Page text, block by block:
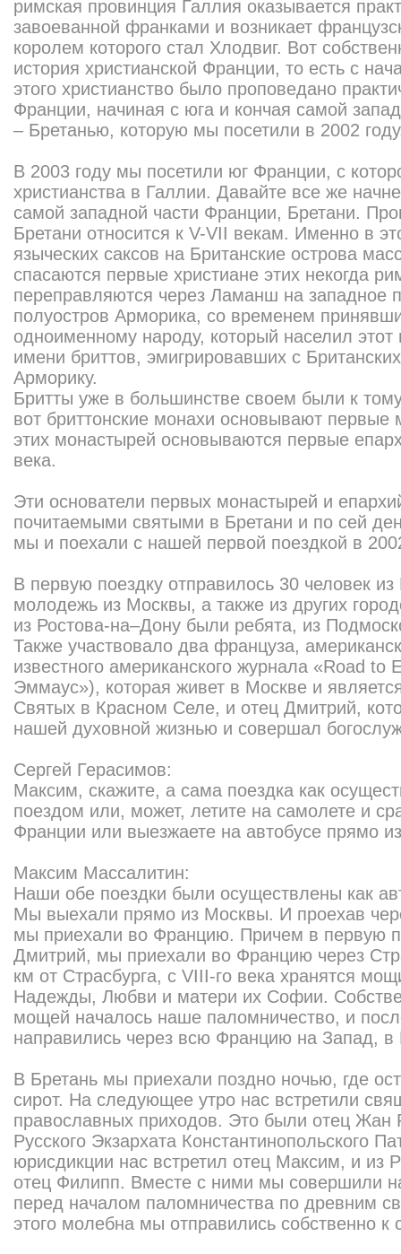
римская провинция Галлия оказывается
завоеванной франками и возникает
королем которого стал Хлодвиг. Вот
история христианской Франции, то есть с
этого христианство было проповедано
Франции, начиная с юга и кончая самой
– Бретанью, которую мы посетили в 2002
В 2003 году мы посетили юг Франции, с
христианства в Галлии. Давайте все же
самой западной части Франции, Бретани.
Бретани относится к V-VII векам. Именно в
языческих саксов на Британские острова
спасаются первые христиане этих некогда
переправляются через Ламанш на западное
полуостров Арморика, со временем
одноименному народу, который населил этот
имени бриттов, эмигрировавших с
Арморику.
Бритты уже в большинстве своем были к
вот бриттонские монахи основывают первые
этих монастырей основываются первые
века.
Эти основатели первых монастырей и
почитаемыми святыми в Бретани и по сей
мы и поехали с нашей первой поездкой в
В первую поездку отправилось 30 человек
молодежь из Москвы, а также из других
из Ростова-на–Дону были ребята, из
Также участвовало два француза,
известного американского журнала «Road to
Эммаус»), которая живет в Москве и
Святых в Красном Селе, и отец Дмитрий,
нашей духовной жизнью и совершал
Сергей Герасимов:
Максим, скажите, а сама поездка как
поездом или, может, летите на самолете и
Франции или выезжаете на автобусе прямо
Максим Массалитин:
Наши обе поездки были осуществлены как
Мы выехали прямо из Москвы. И проехав
мы приехали во Францию. Причем в первую
Дмитрий, мы приехали во Францию через
км от Страсбурга, с VIII-го века хранятся
Надежды, Любви и матери их Софии.
мощей началось наше паломничество, и
направились через всю Францию на Запад, в
В Бретань мы приехали поздно ночью, где
сирот. На следующее утро нас встретили
православных приходов. Это были отец Жан
Русского Экзархата Константинопольского
юрисдикции нас встретил отец Максим, и из
отец Филипп. Вместе с ними мы совершили
перед началом паломничества по древним
этого молебна мы отправились собственно к